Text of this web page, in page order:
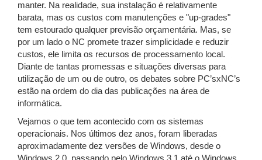
manter. Na realidade, sua instalação é relativamente
barata, mas os custos com manutenções e "up-grades"
tem estourado qualquer previsão orçamentária. Mas, se
por um lado o NC promete trazer simplicidade e reduzir
custos, ele limita os recursos de processamento local.
Diante de tantas promessas e situações diversas para
utilização de um ou de outro, os debates sobre PC’sxNC’s
estão na ordem do dia das publicações na área de
informática.
Vejamos o que tem acontecido com os sistemas
operacionais. Nos últimos dez anos, foram liberadas
aproximadamente dez versões de Windows, desde o